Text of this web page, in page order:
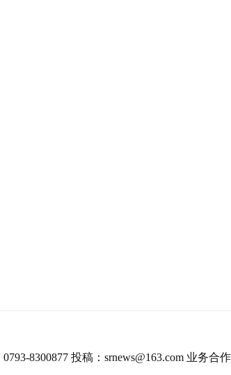
8300877 投稿：srnews@163.com 业务合